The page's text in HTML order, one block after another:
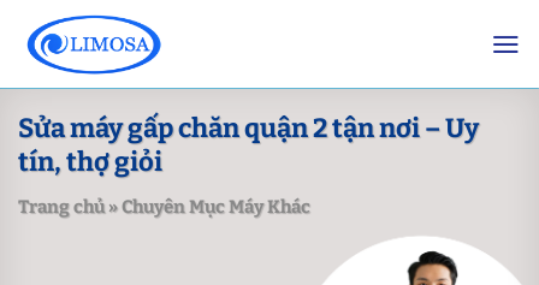
content
Sửa máy gấp chăn quận 2 tận nơi – Uy
tín, thợ giỏi
Trang chủ»Chuyên Mục Máy Khác